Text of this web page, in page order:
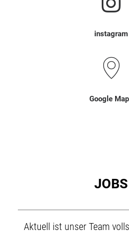
instagram
Google
JOBS
Aktuell ist unser Team